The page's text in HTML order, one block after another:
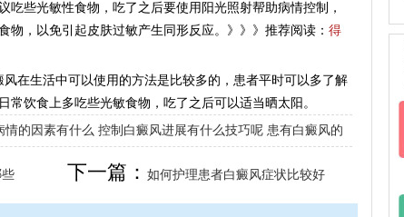
吃些光敏性食物，吃了之后要使用阳光照射帮助病情控制，
物，以免引起皮肤过敏产生同形反应。》》》推荐阅读： 得
风在生活中可以使用的方法是比较多的，患者平时可以多了解
常饮食上多吃些光敏食物，吃了之后可以适当晒太阳。
情的因素有什么 控制白癜风进展有什么技巧呢 患有白癜风的
下一篇：如何护理患者白癜风症状比较好